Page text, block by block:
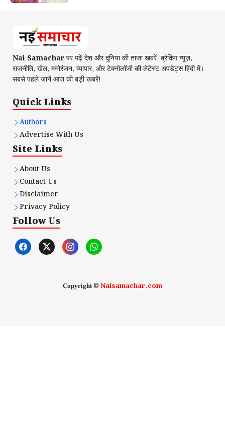
Nai Samacharपर पढ़ें देश और दुनिया की ताजा खबरें, ब्रेकिंग न्यूज़,
राजनीति, खेल, मनोरंजन, व्यापार, और टेक्नोलॉजी की लेटेस्ट अपडेट्स हिंदी में।
सबसे पहले जानें आज की बड़ी खबरें!
Quick Links
Authors
Advertise With Us
Site Links
About Us
Contact Us
Disclaimer
Privacy Policy
Follow Us
𝐂𝐨𝐩𝐲𝐫𝐢𝐠𝐡𝐭 ©Naisamachar.com